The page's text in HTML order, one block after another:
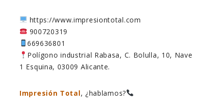
https://www.impresiontotal.com
900720319
669636801
Polígono industrial Rabasa, C. Bolulla, 10, Nave
1 Esquina, 03009 Alicante.
Impresión Total, ¿hablamos?